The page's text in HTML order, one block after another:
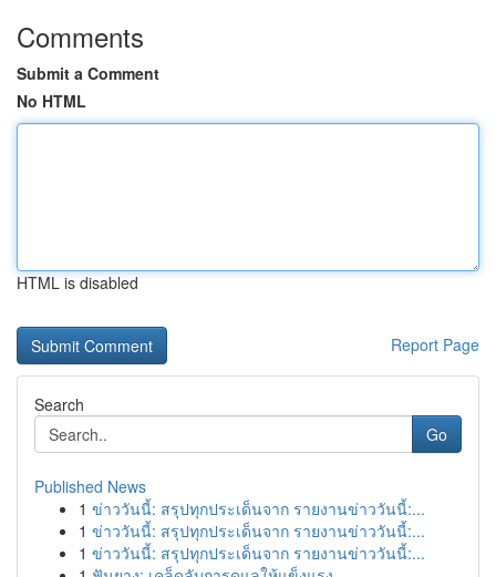
Comments
Submit a Comment
No HTML
HTML is disabled
Report Page
Search
Go
Published News
1 ข่าววันนี้: สรุปทุกประเด็นจาก รายงานข่าววันนี้:...
1 ข่าววันนี้: สรุปทุกประเด็นจาก รายงานข่าววันนี้:...
1 ข่าววันนี้: สรุปทุกประเด็นจาก รายงานข่าววันนี้:...